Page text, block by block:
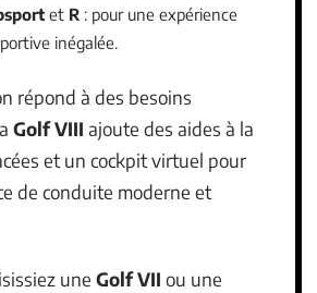
et R : pour une expérience
inégalée.
répond à des besoins
Golf VIII ajoute des aides à la
et un cockpit virtuel pour
de conduite moderne et
une Golf VII ou une